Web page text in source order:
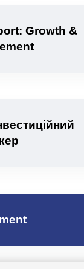
Growth &